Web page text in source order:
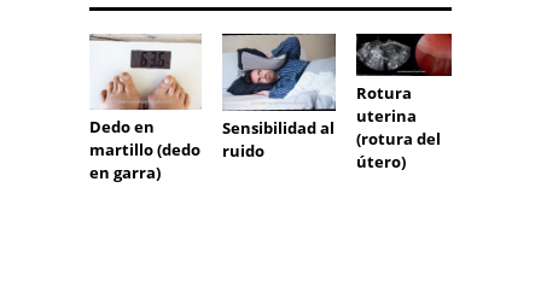
Dedo en
martillo (dedo
en garra)
Sensibilidad al
ruido
Rotura
uterina
(rotura del
útero)